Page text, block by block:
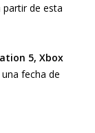
partir de esta
5, Xbox
fecha de